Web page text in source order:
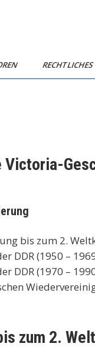
RECHTLICHES
Victoria-
bis zum 2.
DDR (1950 –
DDR (1970 –
zum 2.